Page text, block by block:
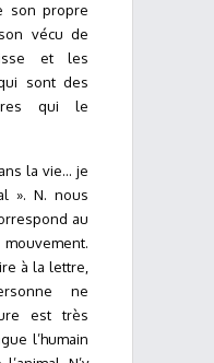
son propre
vécu de
et les
sont des
qui le
la vie… je
». N. nous
au
à la lettre,
ne
est très
l’humain